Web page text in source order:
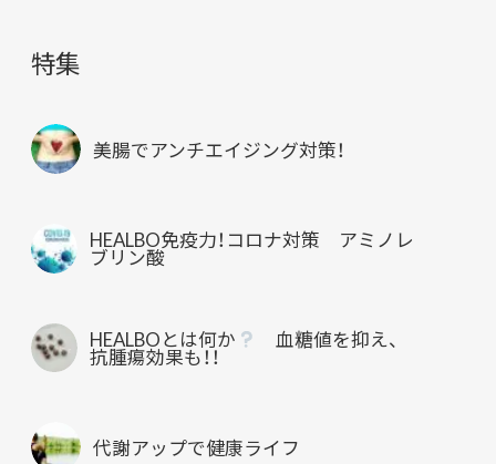
特集
美腸でアンチエイジング対策！
HEALBO免疫力！コロナ対策 アミノレ
ブリン酸
HEALBOとは何か 血糖値を抑え、
抗腫瘍効果も！！
代謝アップで健康ライフ